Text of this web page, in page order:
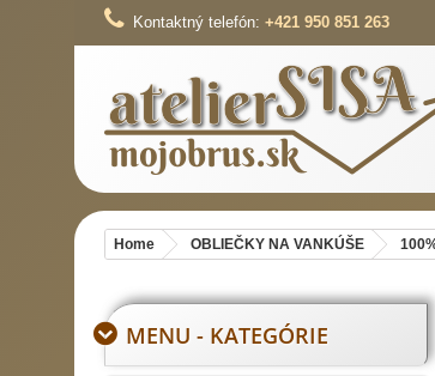
Kontaktný telefón: +421 950 851 263
Home OBLIEČKY NA VANKÚŠE
MENU - KATEGÓRIE